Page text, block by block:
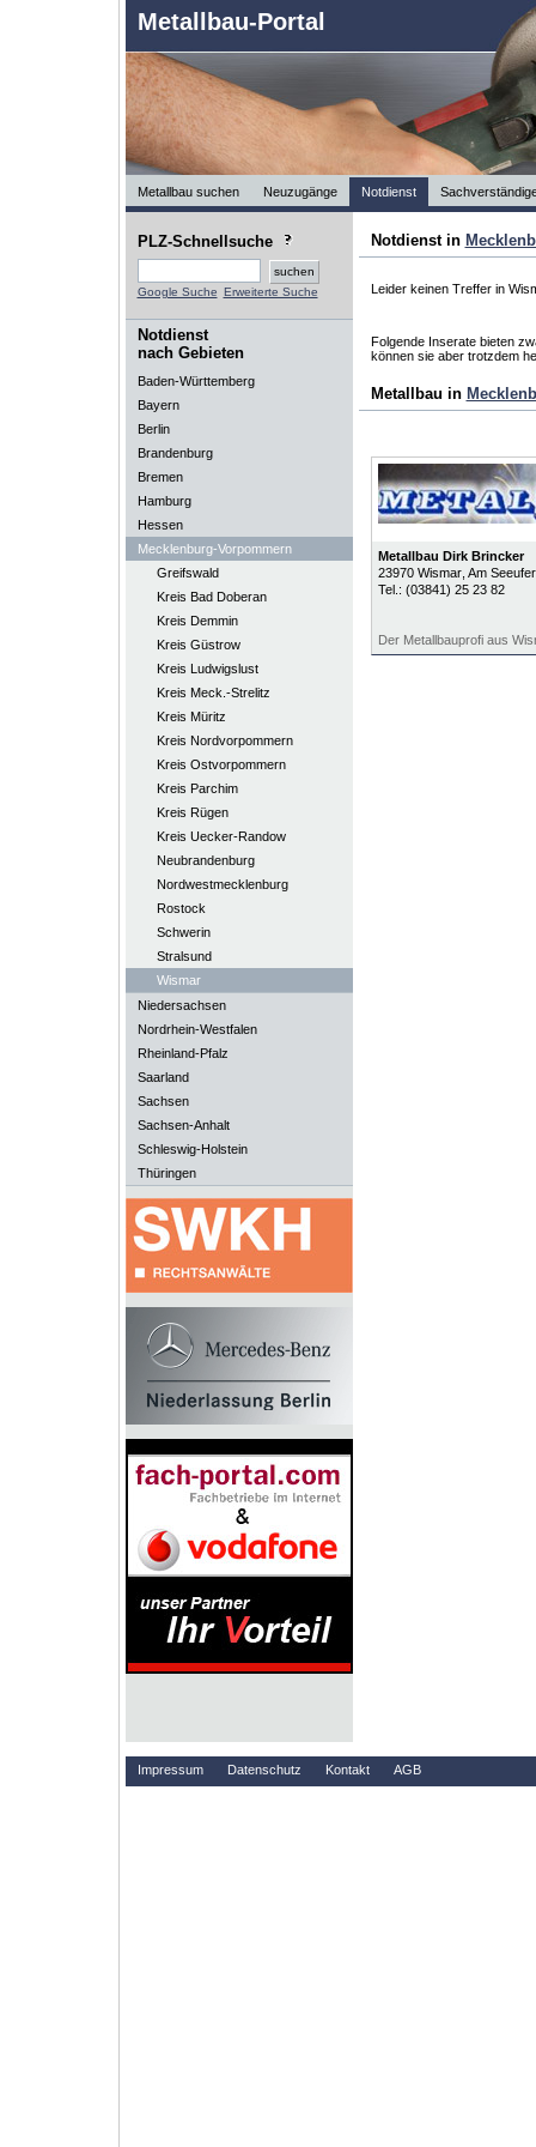
Metallbau-Portal
Metallbau suchen Neuzugänge Notdienst
PLZ-Schnellsuche
Google Suche Erweiterte Suche
Notdienst
nach Gebieten
Baden-Württemberg
Bayern
Berlin
Brandenburg
Bremen
Hamburg
Hessen
Mecklenburg-Vorpommern
Greifswald
Kreis Bad Doberan
Kreis Demmin
Kreis Güstrow
Kreis Ludwigslust
Kreis Meck.-Strelitz
Kreis Müritz
Kreis Nordvorpommern
Kreis Ostvorpommern
Kreis Parchim
Kreis Rügen
Kreis Uecker-Randow
Neubrandenburg
Nordwestmecklenburg
Rostock
Schwerin
Stralsund
Wismar
Niedersachsen
Nordrhein-Westfalen
Rheinland-Pfalz
Saarland
Sachsen
Sachsen-Anhalt
Schleswig-Holstein
Thüringen
Notdienst in
Leider keinen Treffer in
Folgende Inserate bieten
können sie aber trotzdem
Metallbau in
Metallbau Dirk Brincker
23970 Wismar, Am
Tel.: (03841) 25 23 82
Der Metallbauprofi aus
Impressum Datenschutz Kontakt AGB